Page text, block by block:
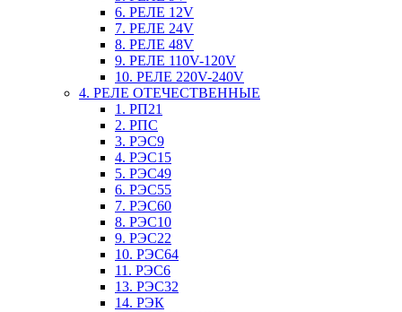
6. РЕЛЕ 12V
7. РЕЛЕ 24V
8. РЕЛЕ 48V
9. РЕЛЕ 110V-120V
10. РЕЛЕ 220V-240V
4. РЕЛЕ ОТЕЧЕСТВЕННЫЕ
1. РП21
2. РПС
3. РЭС9
4. РЭС15
5. РЭС49
6. РЭС55
7. РЭС60
8. РЭС10
9. РЭС22
10. РЭС64
11. РЭС6
13. РЭС32
14. РЭК